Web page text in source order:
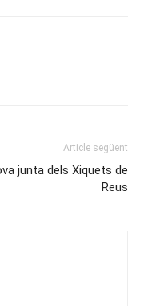
Article següent
junta dels Xiquets de
Reus